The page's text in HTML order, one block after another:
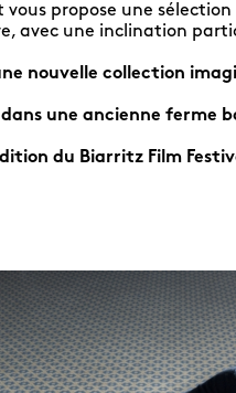
vous propose une
avec une inclination
nouvelle collection
dans une ancienne ferme
du Biarritz Film